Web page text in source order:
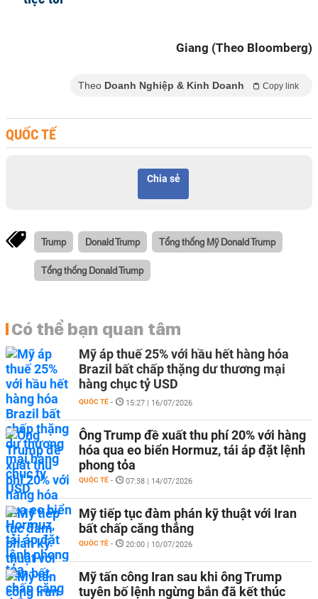
Giang (Theo Bloomberg)
Theo Doanh Nghiệp & Kinh Doanh Copy link
QUỐC TẾ
Chia sẻ
Trump Donald Trump Tổng thống Mỹ Donald Trump
Tổng thống Donald Trump
Có thể bạn quan tâm
Mỹ áp thuế 25% với hầu hết hàng hóa
Brazil bất chấp thặng dư thương mại
hàng chục tỷ USD
QUỐC TẾ - 15:27 | 16/07/2026
Ông Trump đề xuất thu phí 20% với hàng
hóa qua eo biển Hormuz, tái áp đặt lệnh
phong tỏa
QUỐC TẾ - 07:38 | 14/07/2026
Mỹ tiếp tục đàm phán kỹ thuật với Iran
bất chấp căng thẳng
QUỐC TẾ - 20:00 | 10/07/2026
Mỹ tấn công Iran sau khi ông Trump
tuyên bố lệnh ngừng bắn đã kết thúc